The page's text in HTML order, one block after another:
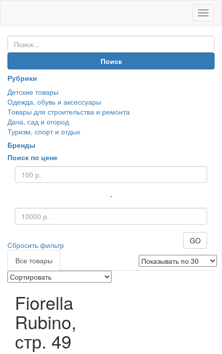
Поиск
Рубрики
Детские товары
Одежда, обувь и аксессуары
Товары для строительства и ремонта
Дача, сад и огород
Туризм, спорт и отдых
Бренды
Поиск по цене
-
GO
Сбросить фильтр
Все товары
Fiorella
Rubino,
стр. 49